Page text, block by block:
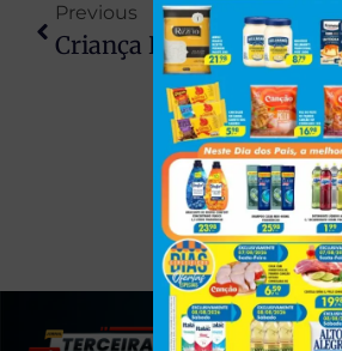
Previous
Criança Dá Entrada Em Hospital Com Sonolência, Equipe Aciona PM E Pai Acaba Preso No PR